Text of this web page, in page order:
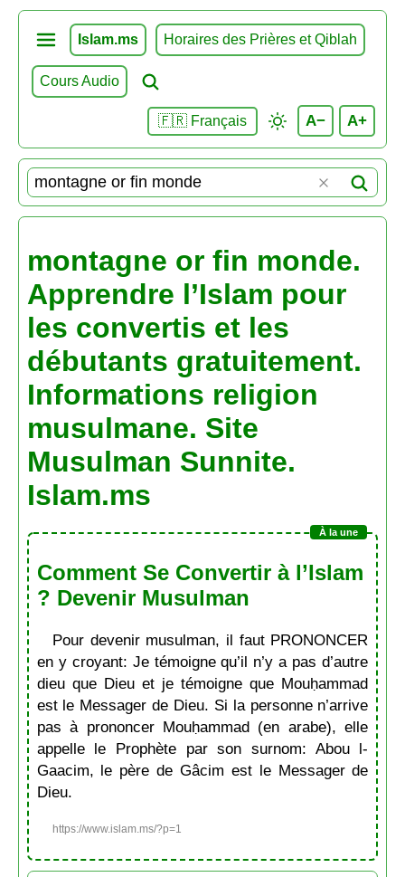
Islam.ms Horaires des Prières et Qiblah
Cours Audio
🇫🇷 Français A− A+
montagne or fin monde.
Apprendre l’Islam pour
les convertis et les
débutants gratuitement.
Informations religion
musulmane. Site
Musulman Sunnite.
Islam.ms
Comment Se Convertir à l’Islam
? Devenir Musulman
Pour devenir musulman, il faut PRONONCER
en y croyant: Je témoigne qu’il n’y a pas d’autre
dieu que Dieu et je témoigne que Mouḥammad
est le Messager de Dieu. Si la personne n’arrive
pas à prononcer Mouḥammad (en arabe), elle
appelle le Prophète par son surnom: Abou l-
Gaacim, le père de Gâcim est le Messager de
Dieu.
https://www.islam.ms/?p=1